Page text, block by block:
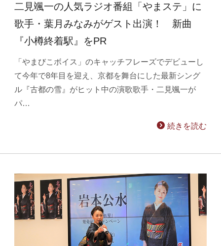
二見颯一の人気ラジオ番組「やまステ」に
歌手・葉月みなみがゲスト出演！ 新曲
『小樽終着駅』をPR
「やまびこボイス」のキャッチフレーズでデビューし
て今年で8年目を迎え、京都を舞台にした最新シング
ル『古都の雪』がヒット中の演歌歌手・二見颯一が
パ…
続きを読む